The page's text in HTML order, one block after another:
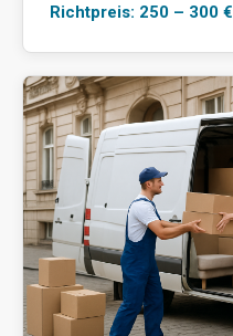
Richtpreis: 250 – 300 €